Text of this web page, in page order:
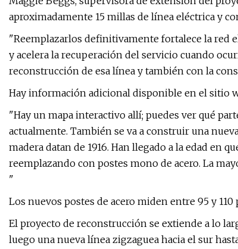
aproximadamente 15 millas de línea eléctrica y
"Reemplazarlos definitivamente fortalece la red
y acelera la recuperación del servicio cuando
reconstrucción de esa línea y también con la
Hay información adicional disponible en el sitio
"Hay un mapa interactivo allí; puedes ver qué
actualmente. También se va a construir una
madera datan de 1916. Han llegado a la edad en
reemplazando con postes mono de acero. La
"
Los nuevos postes de acero miden entre 95 y
El proyecto de reconstrucción se extiende a lo
luego una nueva línea zigzaguea hacia el sur